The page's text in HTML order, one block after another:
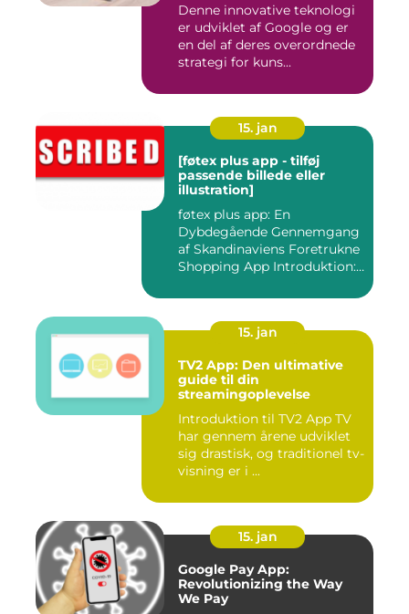
om de ting, de ser, ved blot
at bruge kameraet på
deres smartphone
Denne innovative teknologi
er udviklet af Google og er
en del af deres overordnede
strategi for kuns...
15. jan
[føtex plus app - tilføj
passende billede eller
illustration]
føtex plus app: En
Dybdegående Gennemgang
af Skandinaviens Foretrukne
Shopping App Introduktion:
15. jan
TV2 App: Den ultimative
guide til din
streamingoplevelse
Introduktion til TV2 App TV
har gennem årene udviklet
sig drastisk, og traditionel tv-
visning er i ...
15. jan
Google Pay App:
Revolutionizing the Way
We Pay